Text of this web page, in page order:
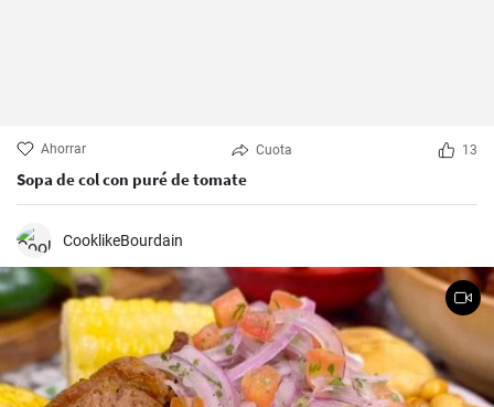
Ahorrar Cuota 13
Sopa de col con puré de tomate
CooklikeBourdain